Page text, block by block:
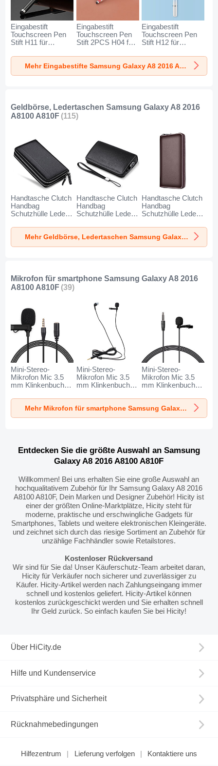
Eingabestift
Touchscreen Pen
Stift H11 für
A8 2016 A8100
A810F Schwarz
Eingabestift
Touchscreen Pen
Stift 2PCS H04 für
A8 2016 A8100
A810F Rot
Eingabestift
Touchscreen Pen
Stift H12 für
A8 2016 A8100
A810F BlauMehr Eingabestifte Samsung Galaxy A8 2016 A8100 A810F
Geldbörse, Ledertaschen Samsung Galaxy A8 2016
A8100 A810F (115)
Handtasche Clutch
Handbag
Schutzhülle Leder
Samsung Galaxy
A8 2016 A8100
A810F Schwarz
Handtasche Clutch
Handbag
Schutzhülle Leder
Samsung Galaxy
A8 2016 A8100
A810F Schwarz
Handtasche Clutch
Handbag
Schutzhülle Leder
Samsung Galaxy
A8 2016 A8100
A810F Braun
Mehr Geldbörse, Ledertaschen Samsung Galaxy A8 2016 A8100 A810F
Mikrofon für smartphone Samsung Galaxy A8 2016
A8100 A810F (39)
Mini-Stereo-
Mikrofon Mic 3.5
mm Klinkenbuchse
Galaxy A8 2016
A8100 A810F
Schwarz
Mini-Stereo-
Mikrofon Mic 3.5
mm Klinkenbuchse
Galaxy A8 2016
A8100 A810F
Schwarz
Mini-Stereo-
Mikrofon Mic 3.5
mm Klinkenbuchse
Galaxy A8 2016
A8100 A810F
Schwarz
Mehr Mikrofon für smartphone Samsung Galaxy A8 2016 A8100 A810F
Entdecken Sie die größte Auswahl an Samsung
Galaxy A8 2016 A8100 A810F
Willkommen! Bei uns erhalten Sie eine große Auswahl an
hochqualitativem Zubehör für Ihr Samsung Galaxy A8 2016
A8100 A810F, Dein Marken und Designer Zubehör! Hicity ist
einer der größten Online-Marktplätze, Hicity steht für
moderne, praktische und erschwingliche Gadgets für
Smartphones, Tablets und weitere elektronischen Kleingeräte.
und zeichnet sich durch das riesige Sortiment an Zubehör für
unzählige Fachhändler sowie Retailstores.
Kostenloser Rückversand
Wir sind für Sie da! Unser Käuferschutz-Team arbeitet daran,
Hicity für Verkäufer noch sicherer und zuverlässiger zu
Käufer. Hicity-Artikel werden nach Zahlungseingang immer
schnell und kostenlos geliefert. Hicity-Artikel können
kostenlos zurückgeschickt werden und Sie erhalten schnell
Ihr Geld zurück. So einfach kaufen Sie bei Hicity!
Über HiCity.de
Hilfe und Kundenservice
Privatsphäre und Sicherheit
Rücknahmebedingungen
Hilfezentrum Lieferung verfolgen Kontaktiere uns